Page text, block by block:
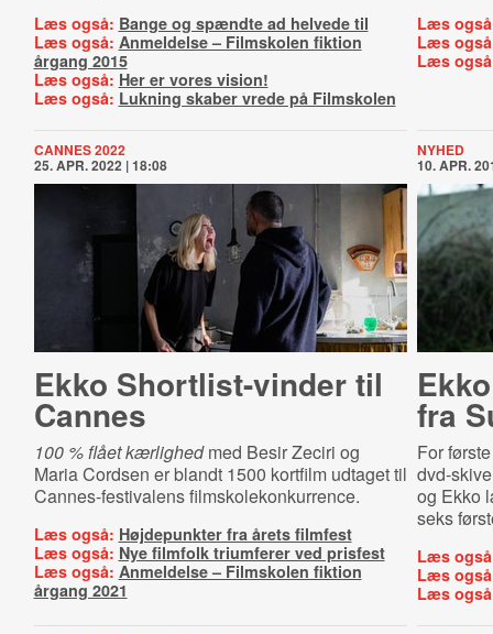
Læs også: Bange og spændte ad helvede til
Læs også: Anmeldelse – Filmskolen fiktion
årgang 2015
Læs også: Her er vores vision!
Læs også: Lukning skaber vrede på Filmskolen
Læs
Læs
Læs
CANNES 2022
25. APR. 2022 | 18:08
Ekko Short­list-​vin­der til
Cannes
100 % flået kærlighedmed Besir Zeciri og
Maria Cordsen er blandt 1500 kortfilm udtaget til
Cannes-festivalens filmskolekonkurrence.
Læs også: Højdepunkter fra årets filmfest
Læs også: Nye filmfolk triumferer ved prisfest
Læs også: Anmeldelse – Filmskolen fiktion
årgang 2021
NYHED
10. APR.
fra
For
dvd-
og Ekko
seks
Læs
Læs
Læs